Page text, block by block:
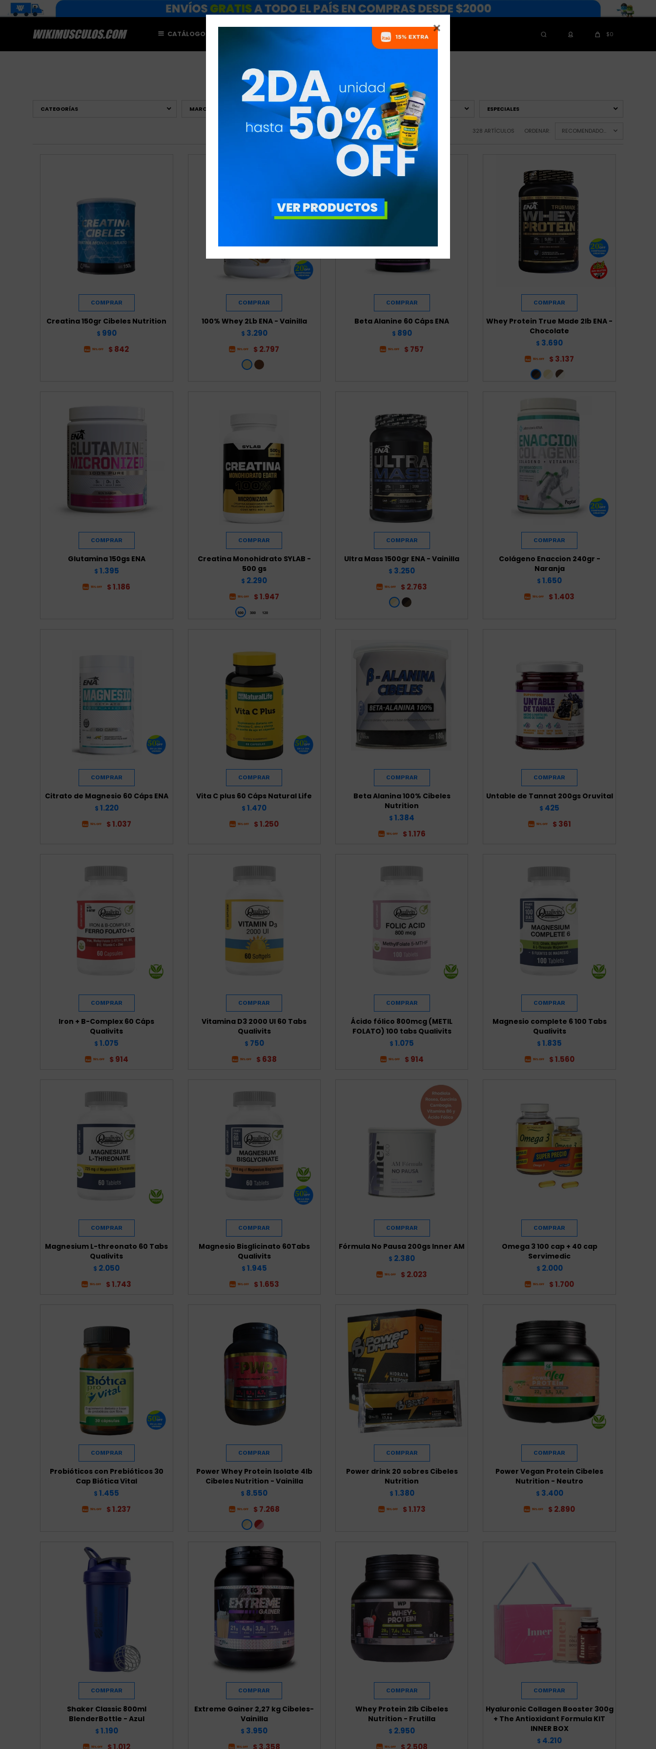

CATÁLOGO NUTRICIONISTAS $0
PRODUCTOS
CATEGORÍAS MARCAS PRECIO($) ESPECIALES
328 ARTÍCULOS ORDENAR: RECOMENDADOS
Creatina 150gr Cibeles Nutrition
$ 990
$ 842
100% Whey 2Lb ENA - Vainilla
$ 3.290
$ 2.797
Beta Alanine 60 Cáps ENA
$ 890
$ 757
Whey Protein True Made 2lb ENA -
Chocolate
$ 3.690
$ 3.137
Glutamina 150gs ENA
$ 1.395
$ 1.186
Creatina Monohidrato SYLAB -
500 gs
$ 2.290
$ 1.947
Ultra Mass 1500gr ENA - Vainilla
$ 3.250
$ 2.763
Colágeno Enaccion 240gr -
Naranja
$ 1.650
$ 1.403
Citrato de Magnesio 60 Cáps ENA
$ 1.220
$ 1.037
Vita C plus 60 Cáps Natural Life
$ 1.470
$ 1.250
Beta Alanina 100% Cibeles
Nutrition
$ 1.384
$ 1.176
Untable de Tannat 200gs Oruvital
$ 425
$ 361
Iron + B-Complex 60 Cáps
Qualivits
$ 1.075
$ 914
Vitamina D3 2000 UI 60 Tabs
Qualivits
$ 750
$ 638
Ácido fólico 800mcg (METIL
FOLATO) 100 tabs Qualivits
$ 1.075
$ 914
Magnesio complete 6 100 Tabs
Qualivits
$ 1.835
$ 1.560
Magnesium L-threonato 60 Tabs
Qualivits
$ 2.050
$ 1.743
Magnesio Bisglicinato 60Tabs
Qualivits
$ 1.945
$ 1.653
Fórmula No Pausa 200gs Inner AM
$ 2.380
$ 2.023
Omega 3 100 cap + 40 cap
Servimedic
$ 2.000
$ 1.700
Probióticos con Prebióticos 30
Cap Biótica Vital
$ 1.455
$ 1.237
Power Whey Protein Isolate 4lb
Cibeles Nutrition - Vainilla
$ 8.550
$ 7.268
Power drink 20 sobres Cibeles
Nutrition
$ 1.380
$ 1.173
Power Vegan Protein Cibeles
Nutrition - Neutro
$ 3.400
$ 2.890
Shaker Classic 800ml
BlenderBottle - Azul
$ 1.190
1.012
Extreme Gainer 2,27 kg Cibeles-
Vainilla
$ 3.950
3.358
Whey Protein 2lb Cibeles
Nutrition - Frutilla
$ 2.950
2.508
Hyaluronic Collagen Booster 300g
+ The Antioxidant Formula KIT
INNER BOX
$ 4.210